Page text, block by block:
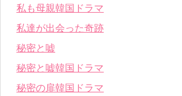
私も母親韓国ドラマ
私達が出会った奇跡
秘密と嘘
秘密と嘘韓国ドラマ
秘密の扉韓国ドラマ